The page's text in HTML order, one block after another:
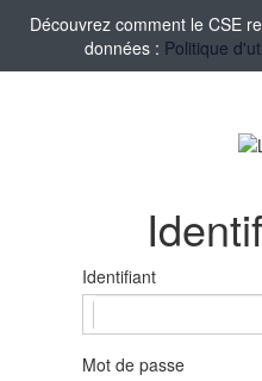
Découvrez comment le CSE
données : Politique
Identifiant
Mot de passe